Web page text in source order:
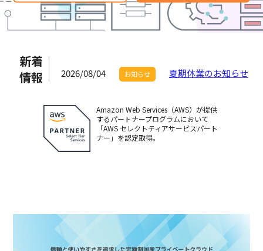
新着
情報
2026/08/04 お知らせ 夏期休業のお知らせ
Amazon Web Services（AWS）が提供
するパートナープログラムにおいて
「AWS セレクトティアサービスパート
ナー」を認定取得。